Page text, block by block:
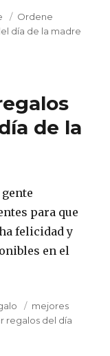
Tags
Ordene
día de la madre
de la
para que
felicidad y
en el
Tags
mejores
regalos del día